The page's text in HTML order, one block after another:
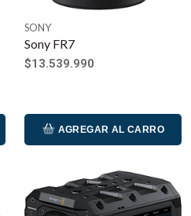
SONY
Sony FR7
$13.539.990
AGREGAR AL CARRO